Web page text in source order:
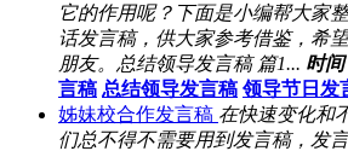
它的作用呢？下面是小编帮大家
话发言稿，供大家参考借鉴，希
朋友。总结领导发言稿 篇1... 时间
言稿 总结领导发言稿 领导节日发
姊妹校合作发言稿 在快速变化和
们总不得不需要用到发言稿，发